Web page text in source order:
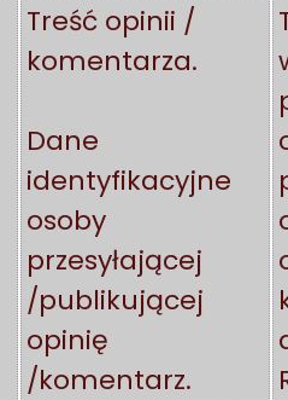
Treść opinii /
komentarza.
Dane
identyfikacyjne
osoby
przesyłającej
/publikującej
opinię
/komentarz.